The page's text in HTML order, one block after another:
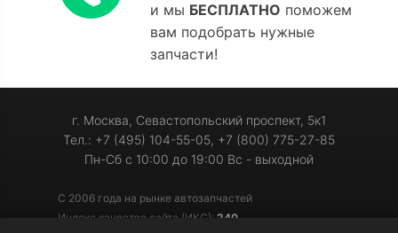
и мы БЕСПЛАТНО поможем
вам подобрать нужные
запчасти!
г. Москва, Севастопольский проспект, 5к1
Тел.: +7 (495) 104-55-05, +7 (800) 775-27-85
Пн-Сб с 10:00 до 19:00 Вс - выходной
С 2006 года на рынке автозапчастей
Индекс качества сайта (ИКС): 240